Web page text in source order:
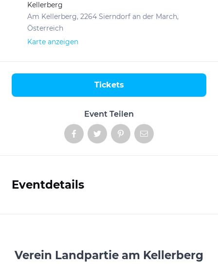
Kellerberg
Am Kellerberg, 2264 Sierndorf an der March,
Österreich
Karte anzeigen
Event Teilen
Tickets
Eventdetails
Verein Landpartie am Kellerberg